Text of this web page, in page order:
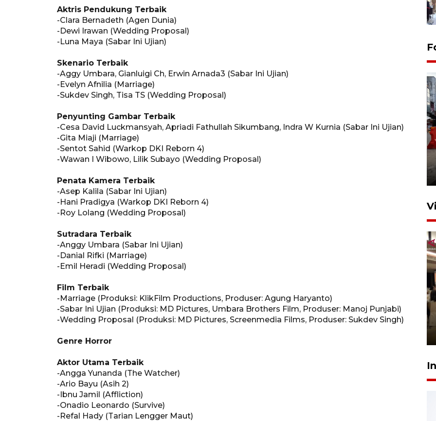
Aktris Pendukung Terbaik
-Clara Bernadeth (Agen Dunia)
-Dewi Irawan (Wedding Proposal)
-Luna Maya (Sabar Ini Ujian)
Skenario Terbaik
-Aggy Umbara, Gianluigi Ch, Erwin Arnada3 (Sabar Ini Ujian)
-Evelyn Afnilia (Marriage)
-Sukdev Singh, Tisa TS (Wedding Proposal)
Penyunting Gambar Terbaik
-Cesa David Luckmansyah, Apriadi Fathullah Sikumbang, Indra W Kurnia (Sabar Ini Ujian)
-Gita Miaji (Marriage)
-Sentot Sahid (Warkop DKI Reborn 4)
-Wawan I Wibowo, Lilik Subayo (Wedding Proposal)
Penata Kamera Terbaik
-Asep Kalila (Sabar Ini Ujian)
-Hani Pradigya (Warkop DKI Reborn 4)
-Roy Lolang (Wedding Proposal)
Sutradara Terbaik
-Anggy Umbara (Sabar Ini Ujian)
-Danial Rifki (Marriage)
-Emil Heradi (Wedding Proposal)
Film Terbaik
-Marriage (Produksi: KlikFilm Productions, Produser: Agung Haryanto)
-Sabar Ini Ujian (Produksi: MD Pictures, Umbara Brothers Film, Produser: Manoj Punjabi)
-Wedding Proposal (Produksi: MD Pictures, Screenmedia Films, Produser: Sukdev Singh)
Genre Horror
Aktor Utama Terbaik
-Angga Yunanda (The Watcher)
-Ario Bayu (Asih 2)
-Ibnu Jamil (Affliction)
-Onadio Leonardo (Survive)
-Refal Hady (Tarian Lengger Maut)
Kodam I Bukit Barisan
luncurkan program Kodam
Berhaji